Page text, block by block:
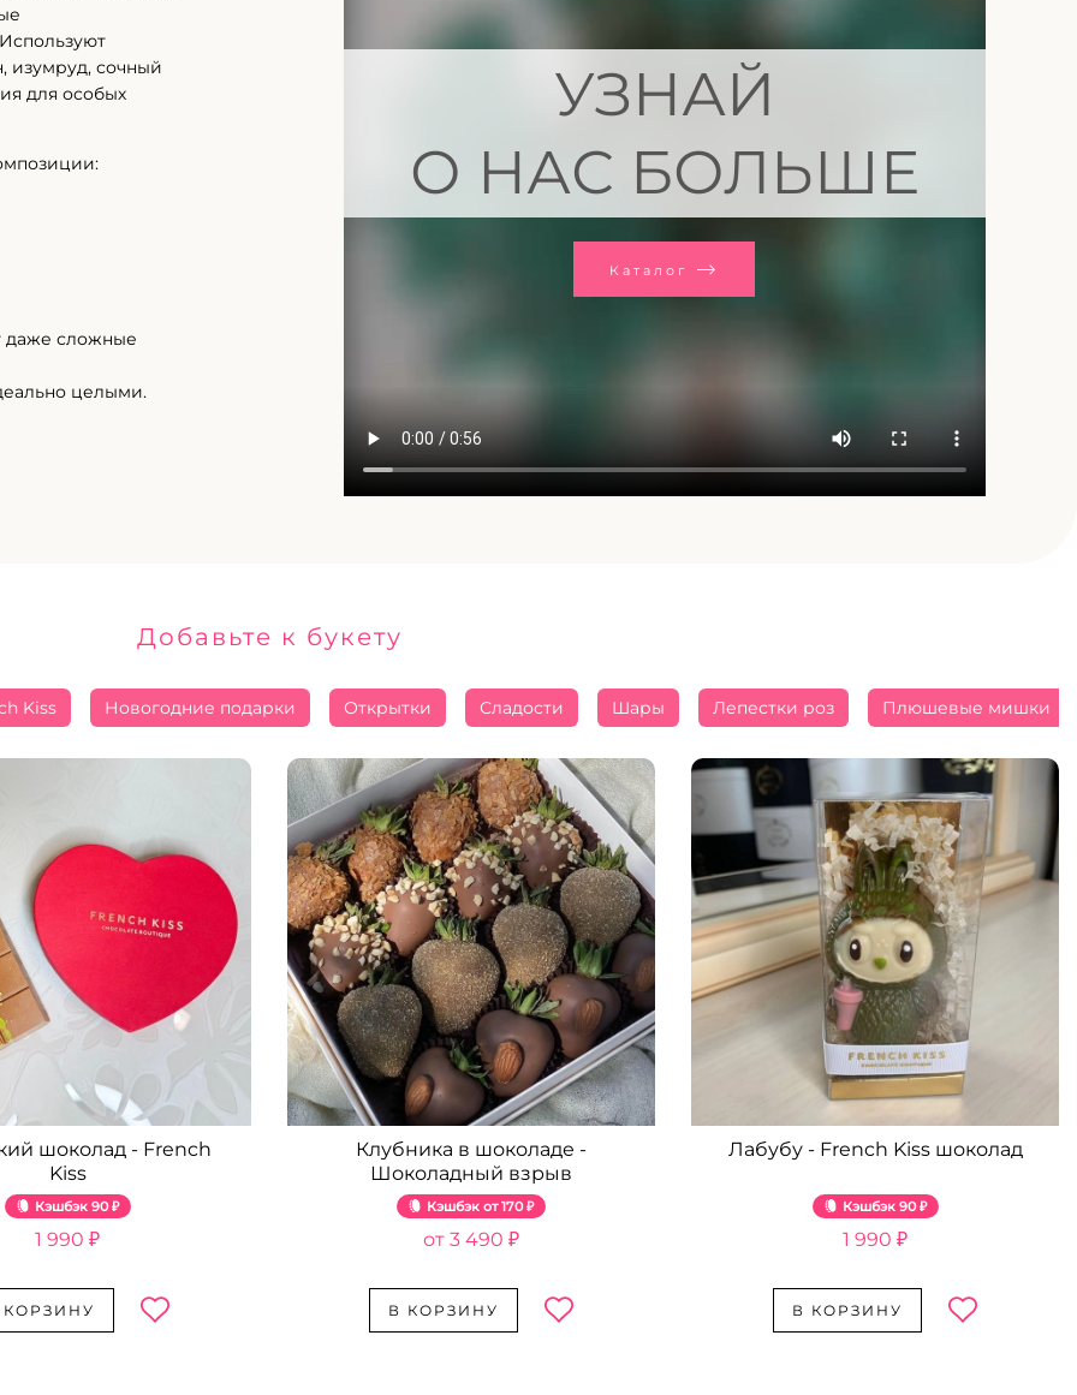
изумруд, сочный
для особых
даже сложные
целыми.
УЗНАЙ
О НАС БОЛЬШЕ
Каталог
Добавьте к букету
Kiss Новогодние подарки Открытки Сладости Шары Лепестки роз Плюшевые мишки
шоколад - French
Kiss
Кэшбэк 90 ₽
1 990 ₽
КОРЗИНУ
Клубника в шоколаде -
Шоколадный взрыв
Кэшбэк 170 ₽
3 490 ₽
В КОРЗИНУ
Лабубу - French Kiss шоколад
Кэшбэк 90 ₽
1 990 ₽
В КОРЗИНУ